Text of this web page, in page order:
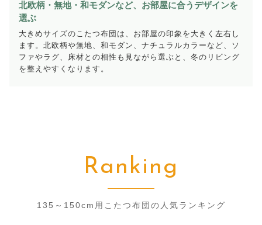
北欧柄・無地・和モダンなど、お部屋に合うデザインを
選ぶ
大きめサイズのこたつ布団は、お部屋の印象を大きく左右し
ます。北欧柄や無地、和モダン、ナチュラルカラーなど、ソ
ファやラグ、床材との相性も見ながら選ぶと、冬のリビング
を整えやすくなります。
Ranking
135～150cm用こたつ布団の人気ランキング